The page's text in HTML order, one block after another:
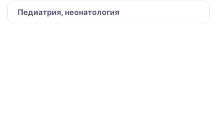
Педиатрия, неонатология